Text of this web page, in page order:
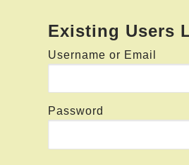
Existing Users
Username or Email
Password